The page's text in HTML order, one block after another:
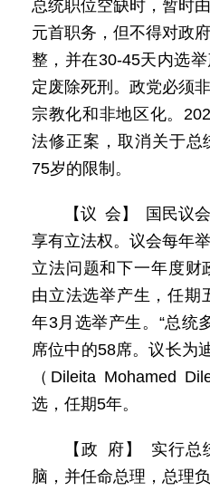
总统职位空缺时，暂时
元首职务，但不得对政
整，并在30-45天内选
定废除死刑。政党必须
宗教化和非地区化。
法修正案，取消关于总
75岁的限制。
【议 会】 国民议
享有立法权。议会每年
立法问题和下一年度财
由立法选举产生，任期
年3月选举产生。“总统
席位中的58席。议长为
（Dileita Mohamed
选，任期5年。
【政 府】 实行总
脑，并任命总理，总理